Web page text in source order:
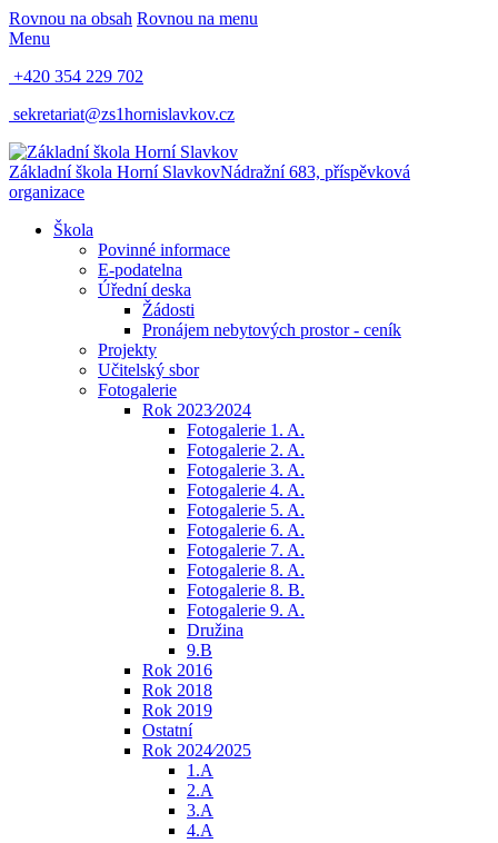
Rovnou na obsah Rovnou na menu
Menu
+420 354 229 702
sekretariat@zs1hornislavkov.cz
Základní škola Horní SlavkovNádražní 683, příspěvková
organizace
Škola
Povinné informace
E-podatelna
Úřední deska
Žádosti
Pronájem nebytových prostor - ceník
Projekty
Učitelský sbor
Fotogalerie
Rok 2023⁄2024
Fotogalerie 1. A.
Fotogalerie 2. A.
Fotogalerie 3. A.
Fotogalerie 4. A.
Fotogalerie 5. A.
Fotogalerie 6. A.
Fotogalerie 7. A.
Fotogalerie 8. A.
Fotogalerie 8. B.
Fotogalerie 9. A.
Družina
9.B
Rok 2016
Rok 2018
Rok 2019
Ostatní
Rok 2024⁄2025
1.A
2.A
3.A
4.A